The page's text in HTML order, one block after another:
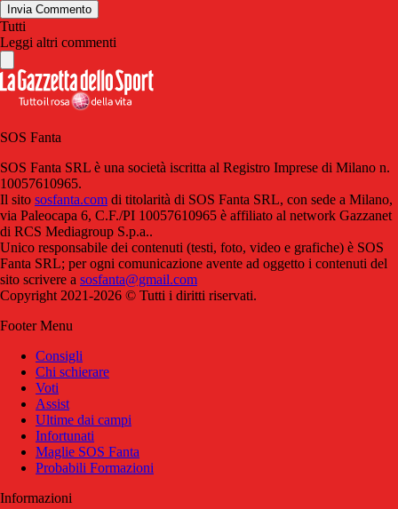
Invia Commento
Tutti
Leggi altri commenti
SOS Fanta
SOS Fanta SRL è una società iscritta al Registro Imprese di Milano n.
10057610965.
Il sito sosfanta.com di titolarità di SOS Fanta SRL, con sede a Milano,
via Paleocapa 6, C.F./PI 10057610965 è affiliato al network Gazzanet
di RCS Mediagroup S.p.a..
Unico responsabile dei contenuti (testi, foto, video e grafiche) è SOS
Fanta SRL; per ogni comunicazione avente ad oggetto i contenuti del
sito scrivere a sosfanta@gmail.com
Copyright 2021-2026 © Tutti i diritti riservati.
Footer Menu
Consigli
Chi schierare
Voti
Assist
Ultime dai campi
Infortunati
Maglie SOS Fanta
Probabili Formazioni
Informazioni